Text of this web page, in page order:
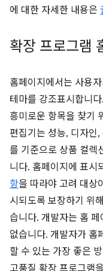
에 대한 자세한 내용은
확장 프로그램
홈페이지에서는 사용
테마를 강조표시합니
흥미로운 항목을 찾기
편집기는 성능, 디자인
를 기준으로 상품 컬렉
니다. 홈페이지에 표
항을 따라야 고려 대상
시되도록 보장하기 위
습니다. 개발자는 홈
없습니다. 개발자가 홈
할 수 있는 가장 좋은
고품질 확장 프로그램